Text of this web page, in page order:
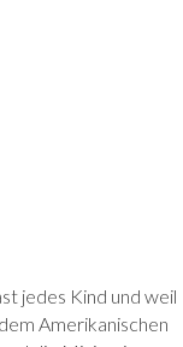
jedes Kind und weil
Amerikanischen